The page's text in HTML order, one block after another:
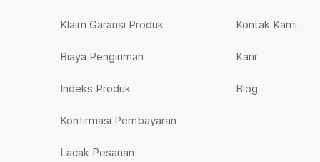
Klaim Garansi Produk
Biaya Pengiriman
Indeks Produk
Konfirmasi Pembayaran
Lacak Pesanan
Kontak Kami
Karir
Blog